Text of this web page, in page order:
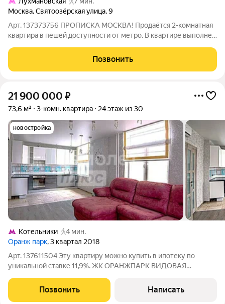
Москва,Святоозёрская улица,9
Арт. 137373756 ПРОПИСКА МОСКВА! Продаётся 2-комнатная
квартира в пешей доступности от метро. В квартире выполнен
санузел: раздельный. Квартира просторная, с удачной
планировкой. Кухня позволяет
Позвонить
21 900 000 ₽
73,6 м² 3-комн. квартира 24 этаж из 30
новостройка
Котельники
4 мин.
Оранж парк, 3 квартал 2018
Арт. 137611504 Эту квартиру можно купить в ипотеку по
уникальной ставке 11,9%. ЖК ОРАНЖПАРК ВИДОВАЯ
МАТЕРИАЛЫ. ВЫСШЕЕ КАЧЕСТВО РЕМОНТА. Убедитесь в
этом на просмотре! Обратите внимание на цену за квадратный
Позвонить Написать